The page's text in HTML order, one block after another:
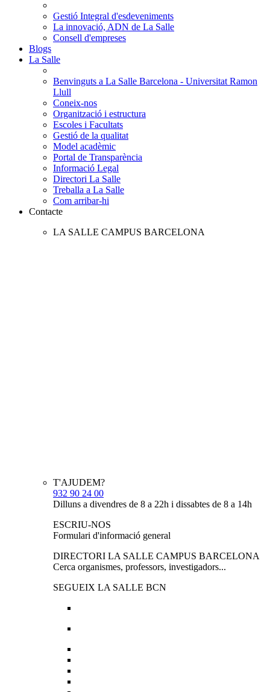
Gestió Integral d'esdeveniments
La innovació, ADN de La Salle
Consell d'empreses
Blogs
La Salle
Benvinguts a La Salle Barcelona - Universitat Ramon
Llull
Coneix-nos
Organització i estructura
Escoles i Facultats
Gestió de la qualitat
Model acadèmic
Portal de Transparència
Informació Legal
Directori La Salle
Treballa a La Salle
Com arribar-hi
Contacte
LA SALLE CAMPUS BARCELONA
T'AJUDEM?
932 90 24 00
Dilluns a divendres de 8 a 22h i dissabtes de 8 a 14h
ESCRIU-NOS
Formulari d'informació general
DIRECTORI LA SALLE CAMPUS BARCELONA
Cerca organismes, professors, investigadors...
SEGUEIX LA SALLE BCN